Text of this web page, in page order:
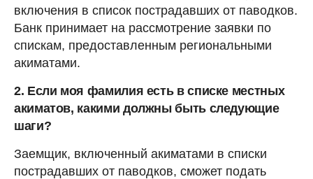
включения в список пострадавших от паводков.
Банк принимает на рассмотрение заявки по
спискам, предоставленным региональными
акиматами.
2. Если моя фамилия есть в списке местных
акиматов, какими должны быть следующие
шаги?
Заемщик, включенный акиматами в списки
пострадавших от паводков, сможет подать